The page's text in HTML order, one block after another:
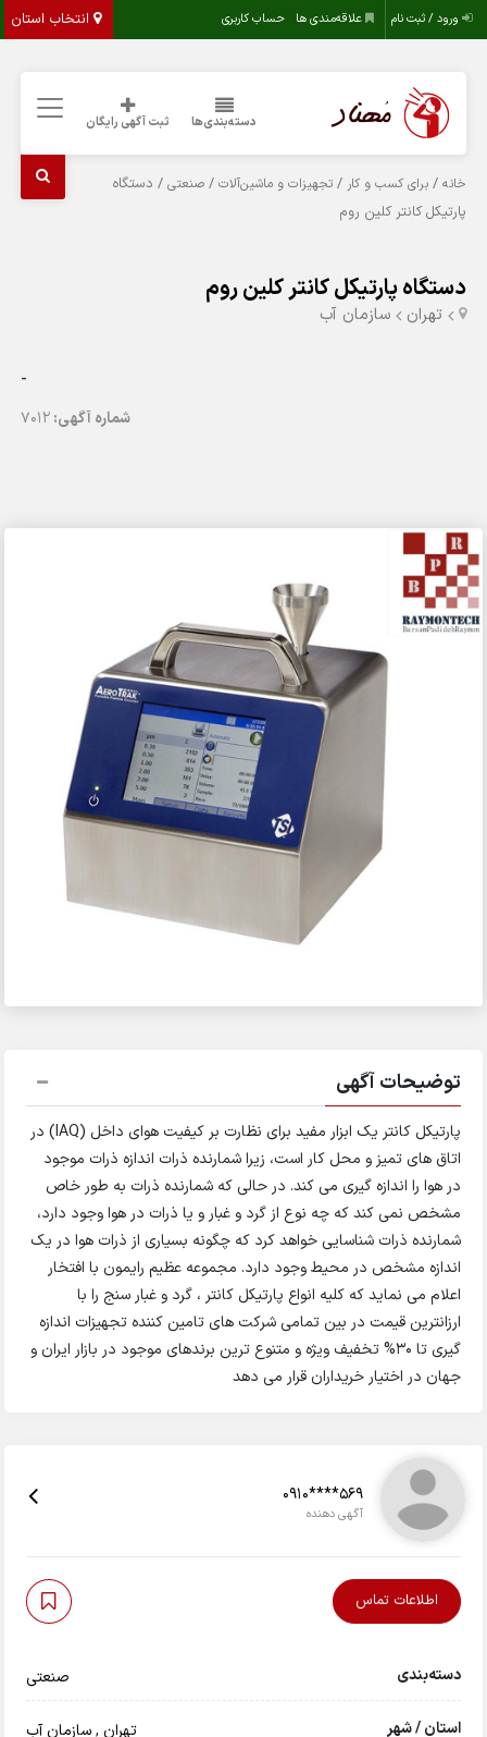
انتخاب استان ورود / ثبت نام علاقه‌مندی ها حساب کاربری
دسته‌بندی‌ها ثبت آگهی رایگان
خانه /برای کسب و کار /تجهیزات و ماشین‌آلات /صنعتی / دستگاه
پارتیکل کانتر کلین روم
دستگاه پارتیکل کانتر کلین روم
تهران سازمان آب
-
شماره آگهی:7012
توضیحات آگهی
پارتیکل کانتر یک ابزار مفید برای نظارت بر کیفیت هوای داخل (IAQ) در
اتاق های تمیز و محل کار است، زیرا شمارنده ذرات اندازه ذرات موجود
در هوا را اندازه گیری می کند. در حالی که شمارنده ذرات به طور خاص
مشخص نمی کند که چه نوع از گرد و غبار و یا ذرات در هوا وجود دارد،
شمارنده ذرات شناسایی خواهد کرد که چگونه بسیاری از ذرات هوا در یک
اندازه مشخص در محیط وجود دارد. مجموعه عظیم رایمون با افتخار
اعلام می نماید که کلیه انواع پارتیکل کانتر ، گرد و غبار سنج را با
ارزانترین قیمت در بین تمامی شرکت های تامین کننده تجهیزات اندازه
گیری تا ۳۰% تخفیف ویژه و متنوع ترین برندهای موجود در بازار ایران و
جهان در اختیار خریداران قرار می دهد
0910****569
آگهی دهنده
اطلاعات تماس
دسته‌بندی صنعتی
استان / شهر تهران,سازمان آب